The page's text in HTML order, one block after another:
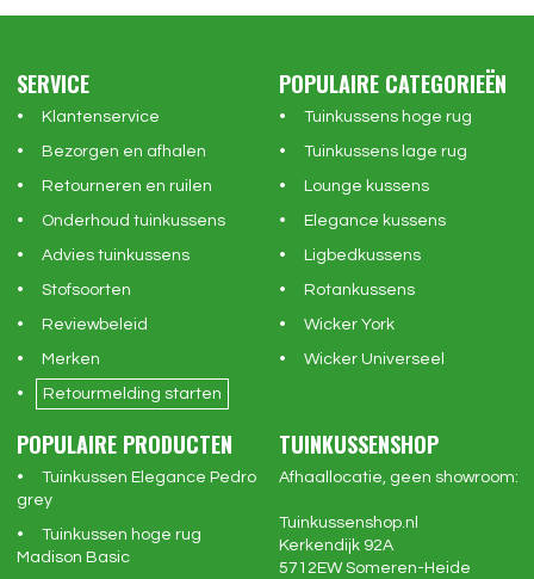
SERVICE
Klantenservice
Bezorgen en afhalen
Retourneren en ruilen
Onderhoud tuinkussens
Advies tuinkussens
Stofsoorten
Reviewbeleid
Merken
Retourmelding starten
POPULAIRE CATEGORIEËN
Tuinkussens hoge rug
Tuinkussens lage rug
Lounge kussens
Elegance kussens
Ligbedkussens
Rotankussens
Wicker York
Wicker Universeel
POPULAIRE PRODUCTEN
Tuinkussen Elegance Pedro
grey
Tuinkussen hoge rug
Madison Basic
TUINKUSSENSHOP
Afhaallocatie, geen showroom:
Tuinkussenshop.nl
Kerkendijk 92A
5712EW Someren-Heide